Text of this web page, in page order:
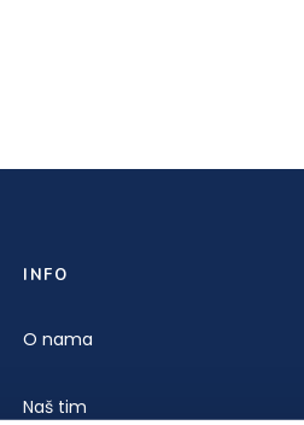
INFO
O nama
Naš tim